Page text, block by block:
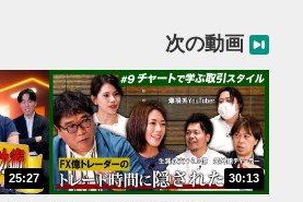
25:27
次の動画
30:13